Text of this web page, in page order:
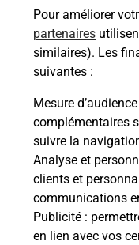
Pour améliorer
partenaires
similaires). Les
suivantes :
Mesure d’audience
complémentaires
suivre la
Analyse et
clients et
communications
Publicité :
en lien avec vos
En savoir plus
En savoir plus
Impression
Imprimez vos
(67000) près de
grâce aux bornes
formats variés et